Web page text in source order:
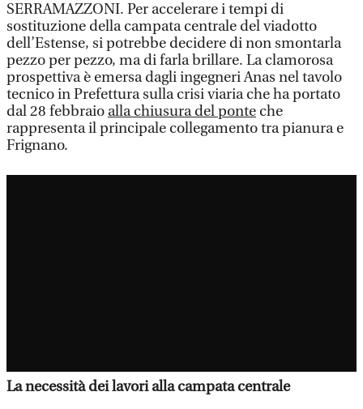
SERRAMAZZONI. Per accelerare i tempi di
sostituzione della campata centrale del viadotto
dell’Estense, si potrebbe decidere di non smontarla
pezzo per pezzo, ma di farla brillare. La clamorosa
prospettiva è emersa dagli ingegneri Anas nel tavolo
tecnico in Prefettura sulla crisi viaria che ha portato
dal 28 febbraio alla chiusura del ponte che
rappresenta il principale collegamento tra pianura e
Frignano.
La necessità dei lavori alla campata centrale